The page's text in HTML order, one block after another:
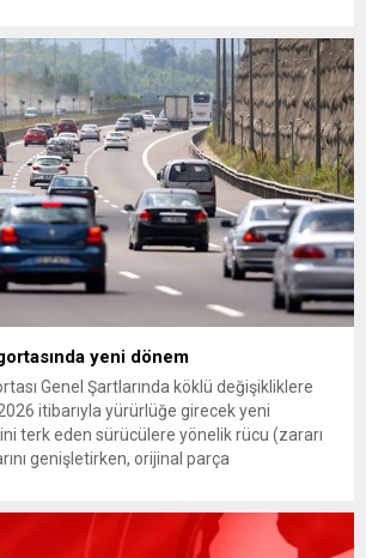
üzere Yüksek Disiplin Kurulu’na
partideki tüm görevlerinden...
yeni dönem
Genel Şartlarında köklü değişikliklere
itibarıyla yürürlüğe girecek yeni
terk eden sürücülere yönelik rücu (zararı
genişletirken, orijinal parça
bağlı ilgili kurumlarca...